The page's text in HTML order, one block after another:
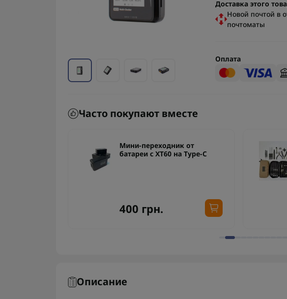
Доставка этого
Новой почтой в
почтоматы
Оплата
Часто покупают вместе
Мини-переходник от
батареи с XT60 на Type-C
400 грн.
Описание